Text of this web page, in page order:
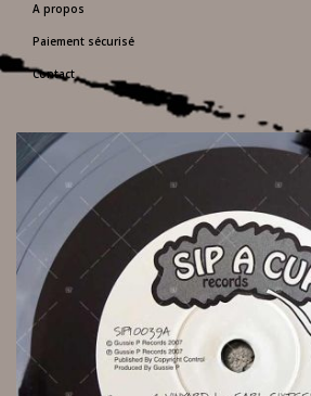
A propos
Paiement sécurisé
Contact